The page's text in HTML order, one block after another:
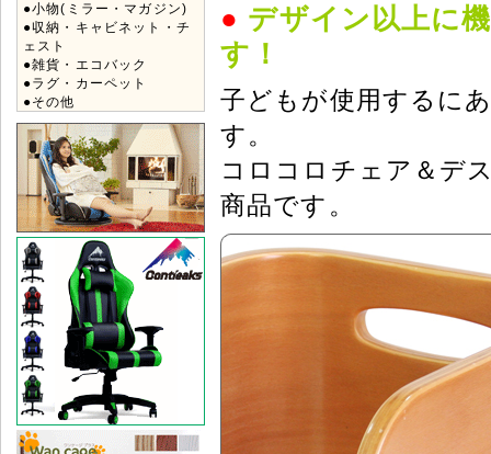
●小物(ミラー・マガジン)
●収納・キャビネット・チ
ェスト
●雑貨・エコバック
●ラグ・カーペット
●その他
● デザイン以上に
す！
子どもが使用するに
す。
コロコロチェア＆デ
商品です。